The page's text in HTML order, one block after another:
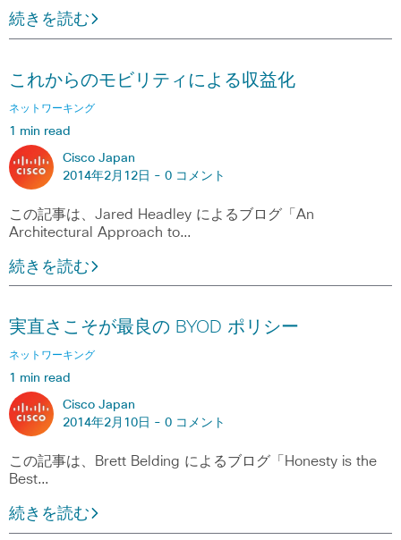
続きを読む
これからのモビリティによる収益化
ネットワーキング
1 min read
Cisco Japan
2014年2月12日 - 0 コメント
この記事は、Jared Headley によるブログ「An
Architectural Approach to…
続きを読む
実直さこそが最良の BYOD ポリシー
ネットワーキング
1 min read
Cisco Japan
2014年2月10日 - 0 コメント
この記事は、Brett Belding によるブログ「Honesty is the
Best…
続きを読む